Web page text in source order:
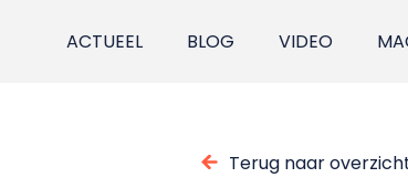
ACTUEEL BLOG VIDEO
Terug naar